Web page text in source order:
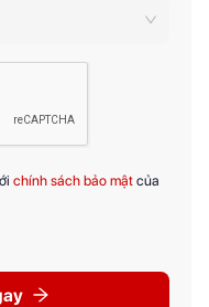
chính sách bảo mật của